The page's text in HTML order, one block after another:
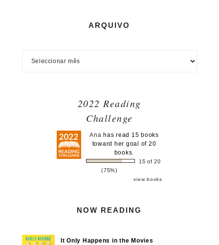
ARQUIVO
2022 Reading
Challenge
Ana has read 15 books
toward her goal of 20
books.
15 of 20
(75%)
view books
NOW READING
It Only Happens in the Movies